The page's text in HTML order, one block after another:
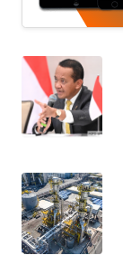
SERBA-
SERBI
OPINI
Informasi
INDEKS
BERITA
KONTAK
KAMI